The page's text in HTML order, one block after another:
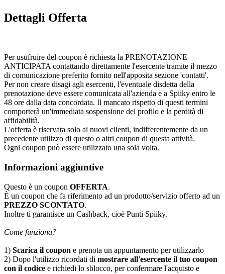
Dettagli Offerta
Per usufruire del coupon è richiesta la PRENOTAZIONE
ANTICIPATA contattando direttamente l'esercente tramite il mezzo
di comunicazione preferito fornito nell'apposita sezione 'contatti'.
Per non creare disagi agli esercenti, l'eventuale disdetta della
prenotazione deve essere comunicata all'azienda e a Spiiky entro le
48 ore dalla data concordata. Il mancato rispetto di questi termini
comporterà un'immediata sospensione del profilo e la perdità di
affidabilità.
L'offerta è riservata solo ai nuovi clienti, indifferentemente da un
precedente utilizzo di questo o altri coupon di questa attività.
Ogni coupon può essere utilizzato una sola volta.
Informazioni aggiuntive
Questo è un coupon OFFERTA.
È un coupon che fa riferimento ad un prodotto/servizio offerto ad un
PREZZO SCONTATO.
Inoltre ti garantisce un Cashback, cioè Punti Spiiky.
Come funziona?
1) Scarica il coupon e prenota un appuntamento per utilizzarlo
2) Dopo l'utilizzo ricordati di mostrare all'esercente il tuo coupon
con il codice e richiedi lo sblocco, per confermare l'acquisto e